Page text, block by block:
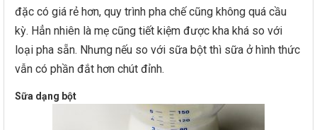
đặc có giá rẻ hơn, quy trình pha chế cũng không quá cầu
kỳ. Hẳn nhiên là mẹ cũng tiết kiệm được kha khá so với
loại pha sẵn. Nhưng nếu so với sữa bột thì sữa ở hình thức
vẫn có phần đắt hơn chút đỉnh.
Sữa dạng bột